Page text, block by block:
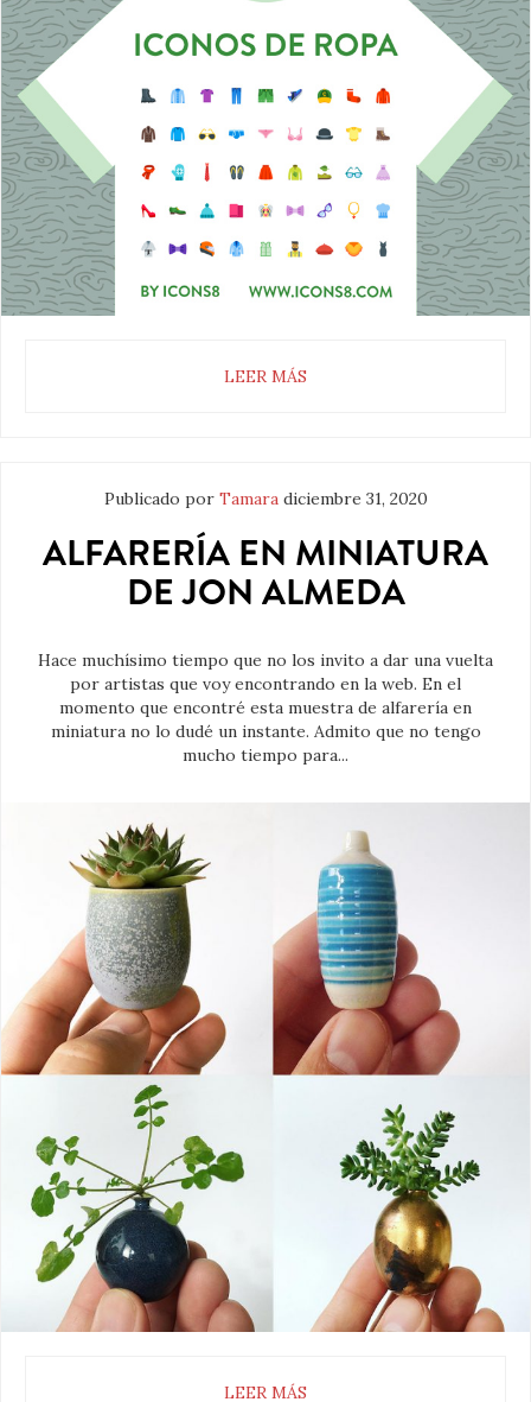
LEER MÁS
Publicado por Tamara diciembre 31, 2020
ALFARERÍA EN MINIATURA
DE JON ALMEDA
Hace muchísimo tiempo que no los invito a dar una vuelta
por artistas que voy encontrando en la web. En el
momento que encontré esta muestra de alfarería en
miniatura no lo dudé un instante. Admito que no tengo
mucho tiempo para...
LEER MÁS